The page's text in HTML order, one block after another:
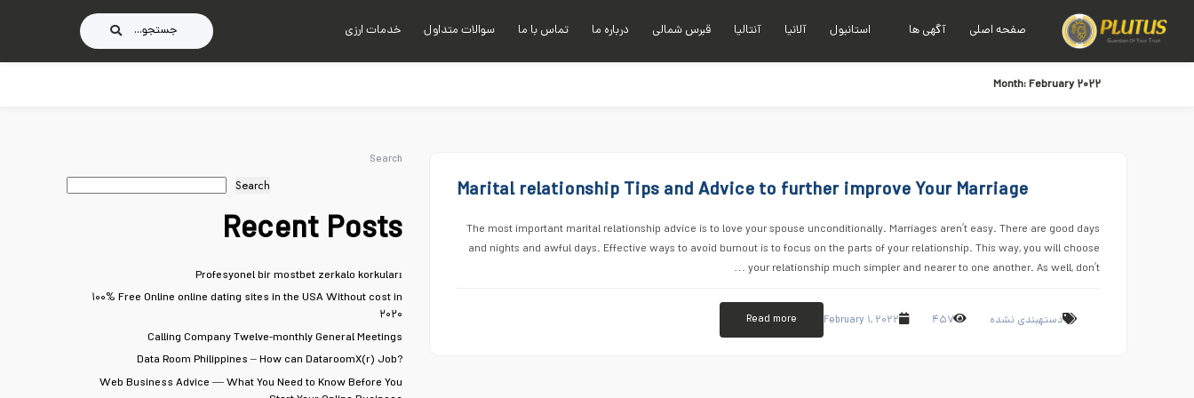
جستجو... صفحه اصلی آگهی ها استانبول آلانیا آنتالیا قبرس شمالی درباره ما تماس با ما سوالات متداول خدمات ارزی
Month:February ۲۰۲۲
Marital relationship Tips and Advice to further improve Your Marriage
The most important marital relationship advice is to love your spouse unconditionally. Marriages aren’t easy. There are good days
and nights and awful days. Effective ways to avoid burnout is to focus on the parts of your relationship. This way, you will choose
your relationship much simpler and nearer to one another. As well, don’t …
February ۱, ۲۰۲۲ ۴۵۷ دستهبندی نشده Read more
Search
Search
Recent Posts
Profesyonel bir mostbet zerkalo korkuları
۱۰۰% Free Online online dating sites in the USA Without cost in
۲۰۲۰
Calling Company Twelve-monthly General Meetings
Data Room Philippines – How can DataroomX(r) Job?
Web Business Advice — What You Need to Know Before You